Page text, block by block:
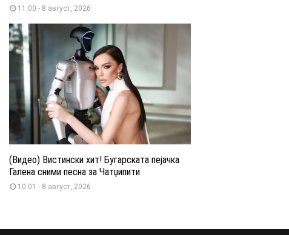
11:00 - 8 август, 2026
(Видео) Вистински хит! Бугарската пејачка
Галена сними песна за Чатџипити
10:01 - 8 август, 2026